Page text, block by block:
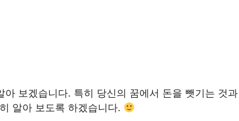
보겠습니다. 특히 당신의 꿈에서 돈을 뺏기는 것과
알아 보도록 하겠습니다.